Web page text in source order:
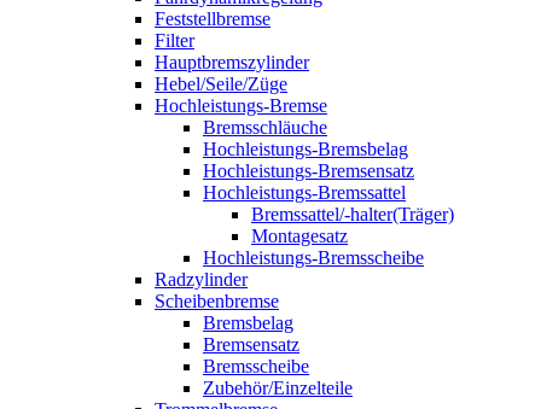
Feststellbremse
Filter
Hauptbremszylinder
Hebel/Seile/Züge
Hochleistungs-Bremse
Bremsschläuche
Hochleistungs-Bremsbelag
Hochleistungs-Bremsensatz
Hochleistungs-Bremssattel
Bremssattel/-halter(Träger)
Montagesatz
Hochleistungs-Bremsscheibe
Radzylinder
Scheibenbremse
Bremsbelag
Bremsensatz
Bremsscheibe
Zubehör/Einzelteile